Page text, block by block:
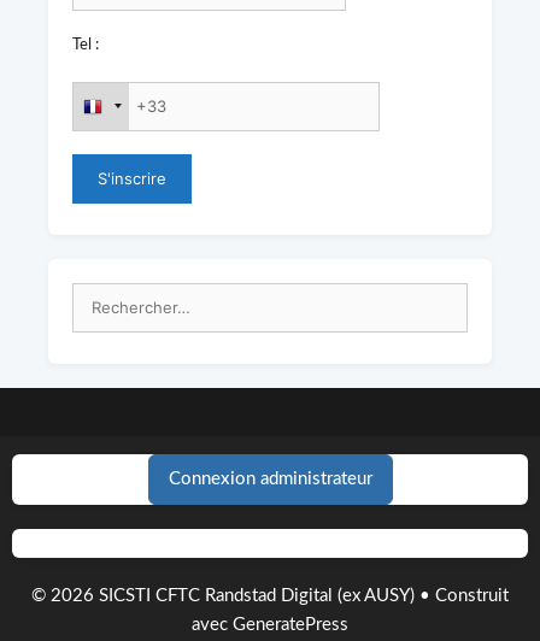
Tel :
Connexion administrateur
© 2026 SICSTI CFTC Randstad Digital (ex AUSY) • Construit
avec GeneratePress